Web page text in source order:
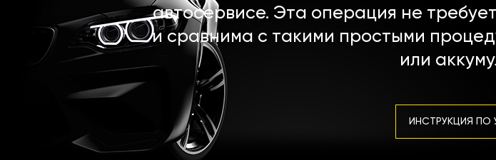
автосервисе. Эта операция не
и сравнима с такими простыми
или
ИНСТРУКЦИЯ ПО